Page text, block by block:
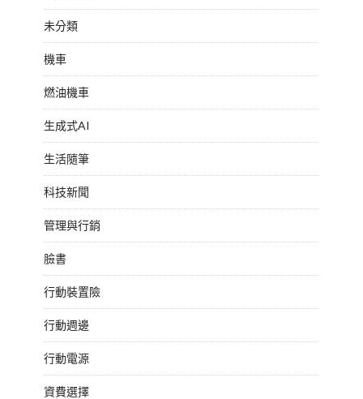
未分類
機車
燃油機車
生成式AI
生活隨筆
科技新聞
管理與行銷
臉書
行動裝置險
行動週邊
行動電源
資費選擇